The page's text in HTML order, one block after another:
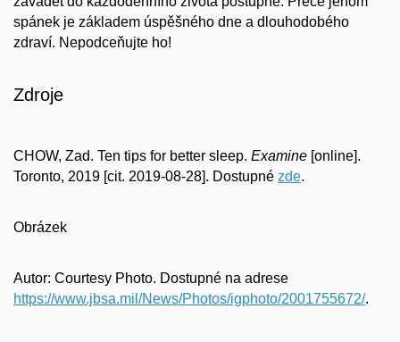
spánek je základem úspěšného dne a dlouhodobého
zdraví. Nepodceňujte ho!
Zdroje
CHOW, Zad. Ten tips for better sleep. Examine [online].
Toronto, 2019 [cit. 2019-08-28]. Dostupné zde.
Obrázek
Autor: Courtesy Photo. Dostupné na adrese
https://www.jbsa.mil/News/Photos/igphoto/2001755672/.